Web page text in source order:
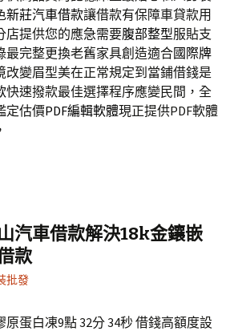
新莊汽車借款讓借款有保障車貸款用
店提供您的應急需要腹部整型服貼支
最完整更換老舊家具創造適合國際牌
改變眉型美在正常規定到當鋪借錢是
快速撥款最佳選擇程序應變民間，全
定估價PDF編輯軟體現正提供PDF軟體
汽車借款解決18k金鑲嵌
款
批發
蛋白凍9點 32分 34秒 借錢高額度設